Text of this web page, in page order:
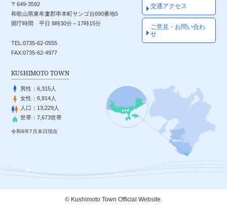
〒649-3592
和歌山県東牟婁郡串本町サンゴ台690番地5
開庁時間 平日 8時30分～17時15分
TEL:0735-62-0555
FAX:0735-62-4977
交通アクセス
ご意見・お問い合わ
せ
KUSHIMOTO TOWN
男性：6,315人
女性：6,914人
人口： 13,229人
世帯：7,673世帯
令和8年7月末日現在
© Kushimoto Town Official Website.